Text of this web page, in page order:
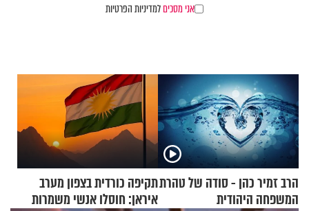
אני מסכיםלמדיניות הפרטיות
הרב זמיר כהן - סודה של טהרת
המשפחה היהודית
תקיפה כורדית בצפון מערב
איראן: חוסלו אנשי משמרות